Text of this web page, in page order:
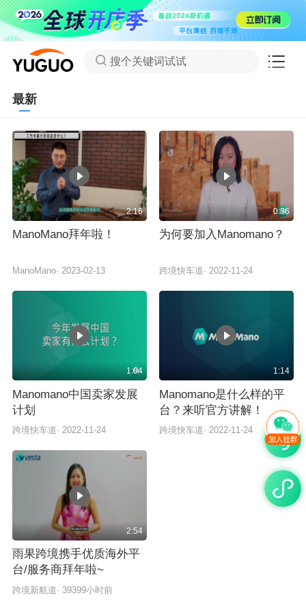
搜个关键词试试
最新
2:16
ManoMano拜年啦！
ManoMano· 2023-02-13
0:36
为何要加入Manomano？
跨境快车道· 2022-11-24
1:04
Manomano中国卖家发展
计划
跨境快车道· 2022-11-24
1:14
Manomano是什么样的平
台？来听官方讲解！
跨境快车道· 2022-11-24
2:54
雨果跨境携手优质海外平
台/服务商拜年啦~
跨境新航道· 39399小时前